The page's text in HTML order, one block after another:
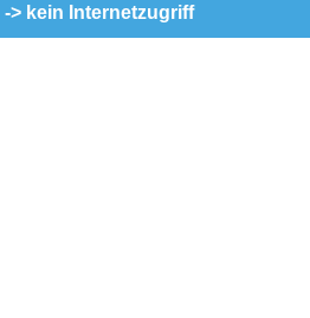
> kein Internetzugriff